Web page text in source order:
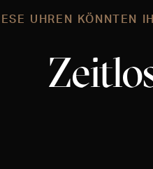
UHREN KÖNNTEN